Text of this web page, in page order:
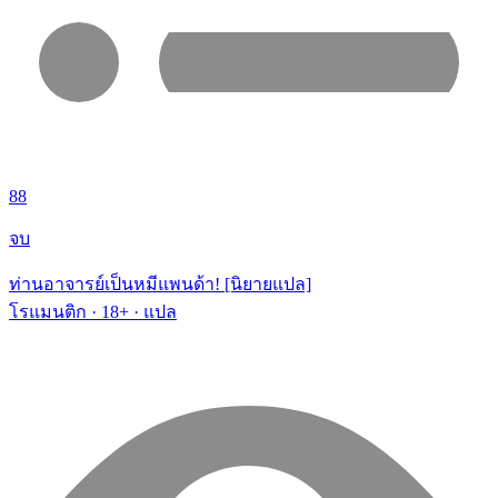
88
จบ
ท่านอาจารย์เป็นหมีแพนด้า! [นิยายแปล]
โรแมนติก · 18+ · แปล